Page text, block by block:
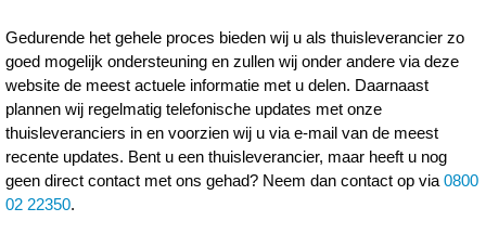
Gedurende het gehele proces bieden wij u als thuisleverancier zo
goed mogelijk ondersteuning en zullen wij onder andere via deze
website de meest actuele informatie met u delen. Daarnaast
plannen wij regelmatig telefonische updates met onze
thuisleveranciers in en voorzien wij u via e-mail van de meest
recente updates. Bent u een thuisleverancier, maar heeft u nog
geen direct contact met ons gehad? Neem dan contact op via 0800
02 22350.